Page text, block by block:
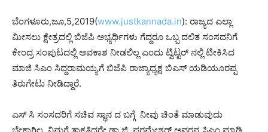
ಬೆಂಗಳೂರು,ಜೂ,5,2019(www.justkannada.in): ರಾಜ್ಯದ ಎಲ್ಲಾ
ಮೀಸಲು ಕ್ಷೇತ್ರದಲ್ಲಿ ಬಿಜೆಪಿ ಅಭ್ಯರ್ಥಿಗಳು ಗೆದ್ದರೂ ಒಬ್ಬ ದಲಿತ ಸಂಸದನಿಗೆ
ಕೇಂದ್ರ ಸಂಪುಟದಲ್ಲಿ ಅವಕಾಶ ನೀಡಲಿಲ್ಲ ಎಂದು ಟ್ವಿಟ್ಟರ್ ನಲ್ಲಿ ಟೀಕಿಸಿದ
ಮಾಜಿ ಸಿಎಂ ಸಿದ್ದರಾಮಯ್ಯಗೆ ಬಿಜೆಪಿ ರಾಜ್ಯಾಧ್ಯಕ್ಷ ಬಿಎಸ್ ಯಡಿಯೂರಪ್ಪ
ತಿರುಗೇಟು ನೀಡಿದ್ದಾರೆ.
ಎಸ್ ಸಿ ಸಂಸದರಿಗೆ ಸಚಿವ ಸ್ಥಾನ ದ ಬಗ್ಗೆ ನೀವು ಚಿಂತೆ ಮಾಡುವುದು